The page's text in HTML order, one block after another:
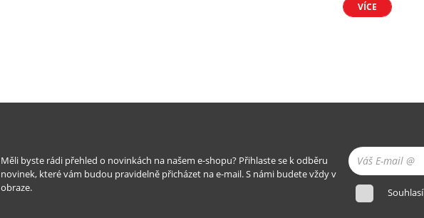
VÍCE
Měli byste rádi přehled o novinkách na našem e-shopu? Přihlaste se k odběru
novinek, které vám budou pravidelně přicházet na e-mail. S námi budete vždy v
obraze.